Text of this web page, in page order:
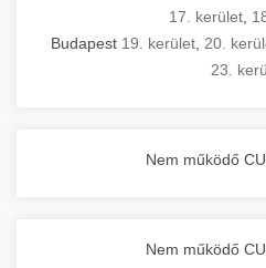
17. kerület
Budapest 19. kerület 20.
23.
Nem működő
Nem működő